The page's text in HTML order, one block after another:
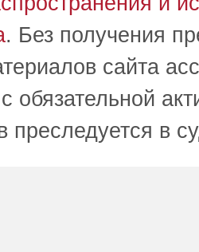
. Без получения
сайта
обязательной
преследуется в